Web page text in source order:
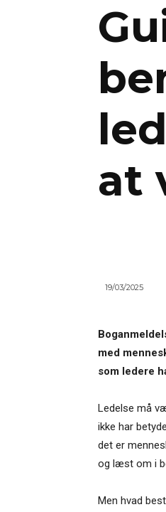
at
19/03/2025
med
som ledere
Ledelse må
ikke har
det er
og læst om i
Men hvad